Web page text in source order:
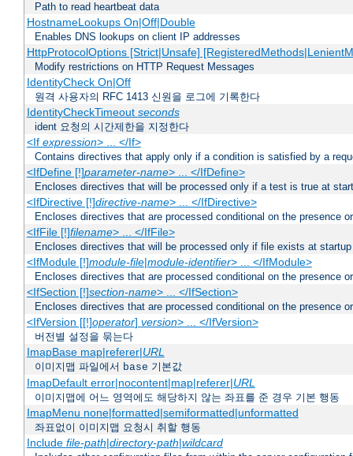
Path to read heartbeat data
HostnameLookups On|Off|Double
Enables DNS lookups on client IP addresses
HttpProtocolOptions [Strict|Unsafe]
Modify restrictions on HTTP Request Messages
IdentityCheck On|Off
원격 사용자의 RFC 1413 신원을 로그에 기록한다
IdentityCheckTimeout seconds
ident 요청의 시간제한을 지정한다
<If expression> ... </If>
Contains directives that apply only if a condition is satisfied by a
<IfDefine [!]parameter-name> ... </IfDefine>
Encloses directives that will be processed only if a test is true at
<IfDirective [!]directive-name> ... </IfDirective>
Encloses directives that are processed conditional on the presence
<IfFile [!]filename> ... </IfFile>
Encloses directives that will be processed only if file exists at startup
<IfModule [!]module-file|module-identifier> ... </IfModule>
Encloses directives that are processed conditional on the presence
<IfSection [!]section-name> ... </IfSection>
Encloses directives that are processed conditional on the presence
<IfVersion [[!]operator] version> ... </IfVersion>
버전별 설정을 묶는다
ImapBase map|referer|URL
이미지맵 파일에서 base 기본값
ImapDefault error|nocontent|map|referer|URL
이미지맵에 어느 영역에도 해당하지 않는 좌표를 준 경우 기본 행동
ImapMenu none|formatted|semiformatted|unformatted
좌표없이 이미지맵 요청시 취할 행동
Include file-path|directory-path|wildcard